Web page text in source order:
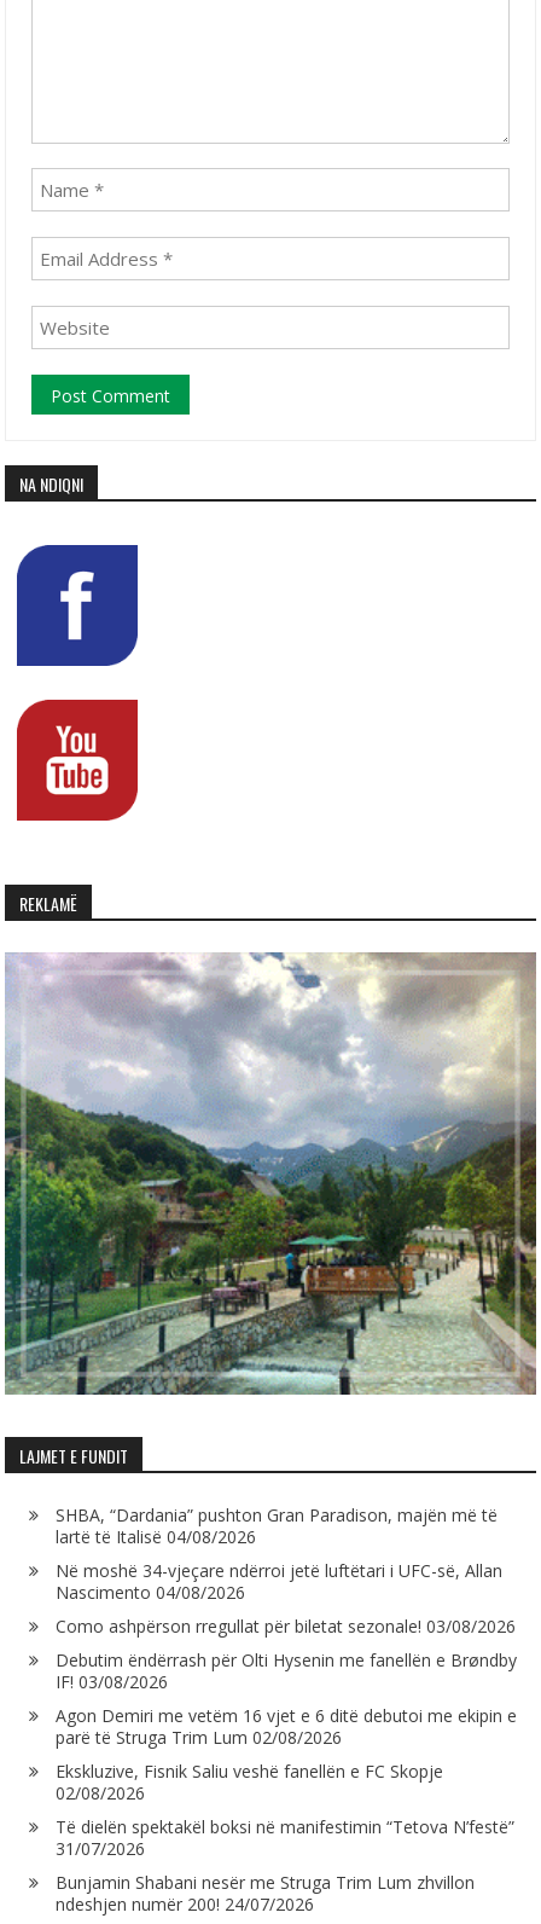
NA NDIQNI
REKLAMË
LAJMET E FUNDIT
SHBA, “Dardania” pushton Gran Paradison, majën më të
lartë të Italisë 04/08/2026
Në moshë 34-vjeçare ndërroi jetë luftëtari i UFC-së, Allan
Nascimento 04/08/2026
Como ashpërson rregullat për biletat sezonale! 03/08/2026
Debutim ëndërrash për Olti Hysenin me fanellën e Brøndby
IF! 03/08/2026
Agon Demiri me vetëm 16 vjet e 6 ditë debutoi me ekipin e
parë të Struga Trim Lum 02/08/2026
Ekskluzive, Fisnik Saliu veshë fanellën e FC Skopje
02/08/2026
Të dielën spektakël boksi në manifestimin “Tetova N’festë”
31/07/2026
Bunjamin Shabani nesër me Struga Trim Lum zhvillon
ndeshjen numër 200! 24/07/2026